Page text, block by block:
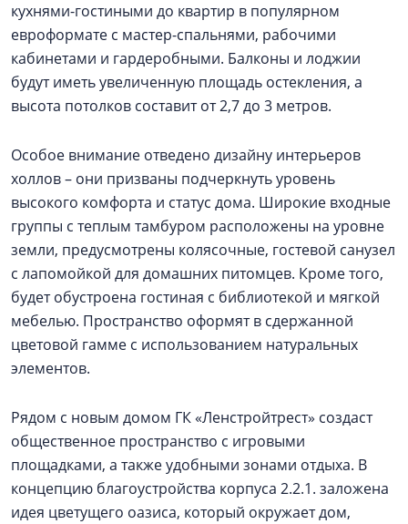
кухнями-гостиными до квартир в популярном
евроформате с мастер-спальнями, рабочими
кабинетами и гардеробными. Балконы и лоджии
будут иметь увеличенную площадь остекления, а
высота потолков составит от 2,7 до 3 метров.
Особое внимание отведено дизайну интерьеров
холлов – они призваны подчеркнуть уровень
высокого комфорта и статус дома. Широкие входные
группы с теплым тамбуром расположены на уровне
земли, предусмотрены колясочные, гостевой санузел
с лапомойкой для домашних питомцев. Кроме того,
будет обустроена гостиная с библиотекой и мягкой
мебелью. Пространство оформят в сдержанной
цветовой гамме с использованием натуральных
элементов.
Рядом с новым домом ГК «Ленстройтрест» создаст
общественное пространство с игровыми
площадками, а также удобными зонами отдыха. В
концепцию благоустройства корпуса 2.2.1. заложена
идея цветущего оазиса, который окружает дом,